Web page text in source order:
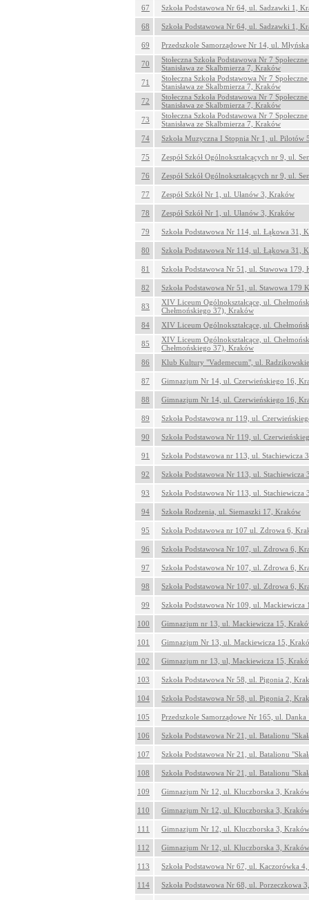
67 Szkoła Podstawowa Nr 64, ul. Sadzawki 1,
68 Szkoła Podstawowa Nr 64, ul. Sadzawki 1,
69 Przedszkole Samorządowe Nr 14, ul.
70
Stołeczna Szkoła Podstawowa Nr 7
Stanisława ze Skalbmierza 7, Kraków
71
Stołeczna Szkoła Podstawowa Nr 7
Stanisława ze Skalbmierza 7, Kraków
72
Stołeczna Szkoła Podstawowa Nr 7
Stanisława ze Skalbmierza 7, Kraków
73
Stołeczna Szkoła Podstawowa Nr 7
Stanisława ze Skalbmierza 7, Kraków
74
Szkoła Muzyczna I Stopnia Nr 1, ul. Pilotów
75 Zespół Szkół Ogólnokształcących nr 9, ul.
76 Zespół Szkół Ogólnokształcących nr 9, ul.
77 Zespół Szkół Nr 1, ul. Ułanów 3, Kraków
78 Zespół Szkół Nr 1, ul. Ułanów 3, Kraków
79 Szkoła Podstawowa Nr 114, ul. Łąkowa 31,
80 Szkoła Podstawowa Nr 114, ul. Łąkowa 31,
81 Szkoła Podstawowa Nr 51, ul. Stawowa 179,
82 Szkoła Podstawowa Nr 51, ul. Stawowa 179
83
XIV Liceum Ogólnokształcące, ul.
Chełmońskiego 37), Kraków
84
XIV Liceum Ogólnokształcące, ul.
85
XIV Liceum Ogólnokształcące, ul.
Chełmońskiego 37), Kraków
86
Klub Kultury "Vademecum", ul.
87 Gimnazjum Nr 14, ul. Czerwieńskiego 16,
88 Gimnazjum Nr 14, ul. Czerwieńskiego 16,
89 Szkoła Podstawowa nr 119, ul.
90 Szkoła Podstawowa Nr 119, ul.
91 Szkoła Podstawowa nr 113, ul. Stachiewicza
92 Szkoła Podstawowa Nr 113, ul. Stachiewicza
93 Szkoła Podstawowa Nr 113, ul. Stachiewicza
94 Szkoła Rodzenia, ul. Siemaszki 17, Kraków
95 Szkoła Podstawowa nr 107 ul. Zdrowa 6,
96 Szkoła Podstawowa Nr 107, ul. Zdrowa 6,
97 Szkoła Podstawowa Nr 107, ul. Zdrowa 6,
98 Szkoła Podstawowa Nr 107, ul. Zdrowa 6,
99 Szkoła Podstawowa Nr 109, ul. Mackiewicza
100 Gimnazjum nr 13, ul. Mackiewicza 15,
101 Gimnazjum Nr 13, ul. Mackiewicza 15,
102 Gimnazjum nr 13, ul, Mackiewicza 15,
103 Szkoła Podstawowa Nr 58, ul. Pigonia 2,
104 Szkoła Podstawowa Nr 58, ul. Pigonia 2,
105 Przedszkole Samorządowe Nr 165, ul.
106 Szkoła Podstawowa Nr 21, ul. Batalionu
107 Szkoła Podstawowa Nr 21, ul. Batalionu
108 Szkoła Podstawowa Nr 21, ul. Batalionu
109 Gimnazjum Nr 12, ul. Kluczborska 3, Kraków
110 Gimnazjum Nr 12, ul. Kluczborska 3, Kraków
111 Gimnazjum Nr 12, ul. Kluczborska 3, Kraków
112 Gimnazjum Nr 12, ul. Kluczborska 3, Kraków
113 Szkoła Podstawowa Nr 67, ul. Kaczorówka
114 Szkoła Podstawowa Nr 68, ul. Porzeczkowa